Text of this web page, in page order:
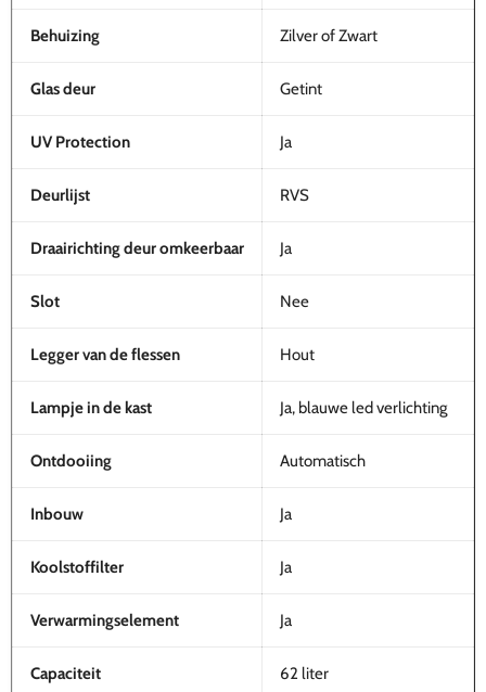
Behuizing Zilver of Zwart
Glas deur Getint
UV Protection Ja
Deurlijst RVS
Draairichting deur omkeerbaar Ja
Slot Nee
Legger van de flessen Hout
Lampje in de kast Ja, blauwe led verlichting
Ontdooiing Automatisch
Inbouw Ja
Koolstoffilter Ja
Verwarmingselement Ja
Capaciteit 62 liter